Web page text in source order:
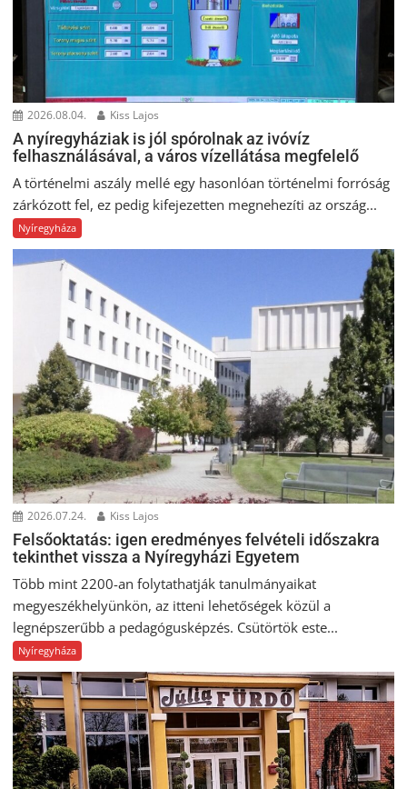
2026.08.04. Kiss Lajos
A nyíregyháziak is jól spórolnak az ivóvíz
felhasználásával, a város vízellátása megfelelő
A történelmi aszály mellé egy hasonlóan történelmi forróság
zárkózott fel, ez pedig kifejezetten megnehezíti az ország...
Nyíregyháza
2026.07.24. Kiss Lajos
Felsőoktatás: igen eredményes felvételi időszakra
tekinthet vissza a Nyíregyházi Egyetem
Több mint 2200-an folytathatják tanulmányaikat
megyeszékhelyünkön, az itteni lehetőségek közül a
legnépszerűbb a pedagógusképzés. Csütörtök este...
Nyíregyháza